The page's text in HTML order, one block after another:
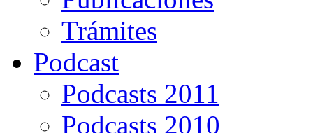
Trámites
Podcast
Podcasts 2011
Podcasts 2010